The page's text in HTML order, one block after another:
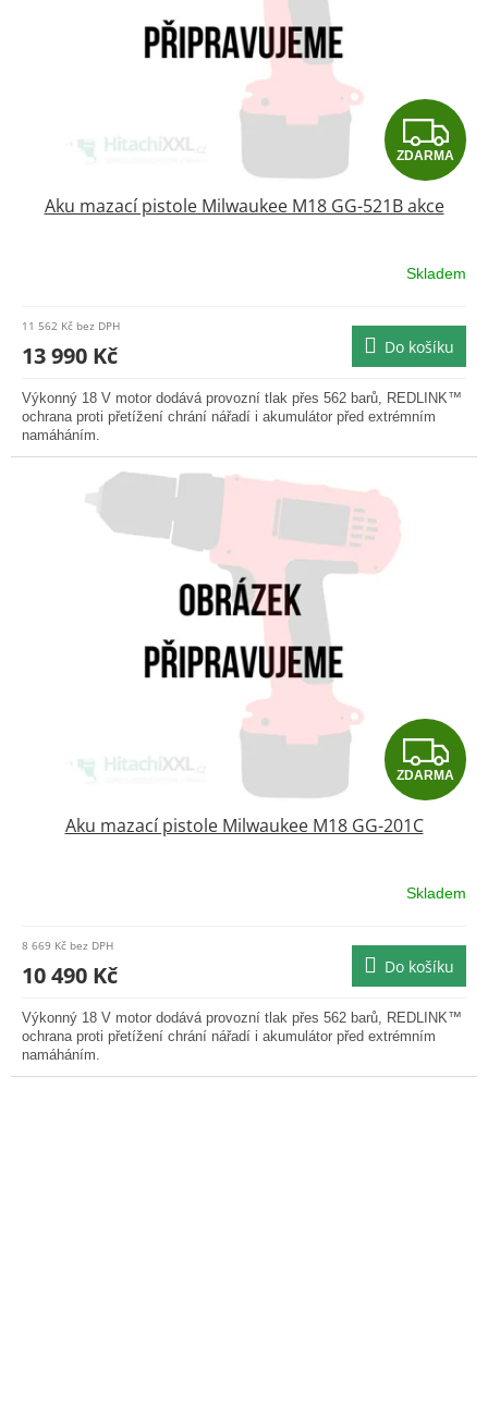
Z
D
R
M
A
ZDARMA
Aku mazací pistole Milwaukee M18 GG-521B akce
Skladem
11 562 Kč bez DPH
13 990 Kč Do košíku
Výkonný 18 V motor dodává provozní tlak přes 562 barů, REDLINK™
ochrana proti přetížení chrání nářadí i akumulátor před extrémním
namáháním.
Z
D
R
M
A
ZDARMA
Aku mazací pistole Milwaukee M18 GG-201C
Skladem
8 669 Kč bez DPH
10 490 Kč Do košíku
Výkonný 18 V motor dodává provozní tlak přes 562 barů, REDLINK™
ochrana proti přetížení chrání nářadí i akumulátor před extrémním
namáháním.